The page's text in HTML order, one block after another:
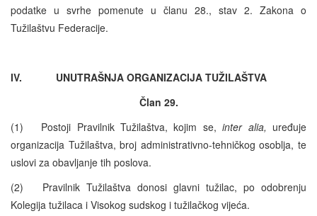
podatke u svrhe pomenute u članu 28., stav 2. Zakona o
Tužilaštvu Federacije.
IV. UNUTRAŠNJA ORGANIZACIJA TUŽILAŠTVA
Član 29.
(1) Postoji Pravilnik Tužilaštva, kojim se,inter alia, uređuje
organizacija Tužilaštva, broj administrativno-tehničkog osoblja, te
uslovi za obavljanje tih poslova.
(2) Pravilnik Tužilaštva donosi glavni tužilac, po odobrenju
Kolegija tužilaca i Visokog sudskog i tužilačkog vijeća.